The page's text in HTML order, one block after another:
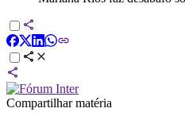
Compartilhar matéria